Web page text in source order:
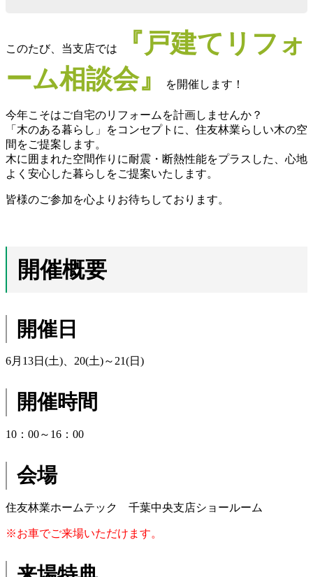
このたび、当支店では
『戸建てリフォ
ーム相談会』
を開催します！
今年こそはご自宅のリフォームを計画しませんか？
「木のある暮らし」をコンセプトに、住友林業らしい木の空
間をご提案します。
木に囲まれた空間作りに耐震・断熱性能をプラスした、心地
よく安心した暮らしをご提案いたします。
皆様のご参加を心よりお待ちしております。
開催概要
開催日
6月13日(土)、20(土)～21(日)
開催時間
10：00～16：00
会場
住友林業ホームテック 千葉中央支店ショールーム
※お車でご来場いただけます。